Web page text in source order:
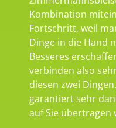
Kombination
Fortschritt, weil
Dinge in die Hand
Besseres
verbinden also
diesen zwei
garantiert sehr
auf Sie übertragen